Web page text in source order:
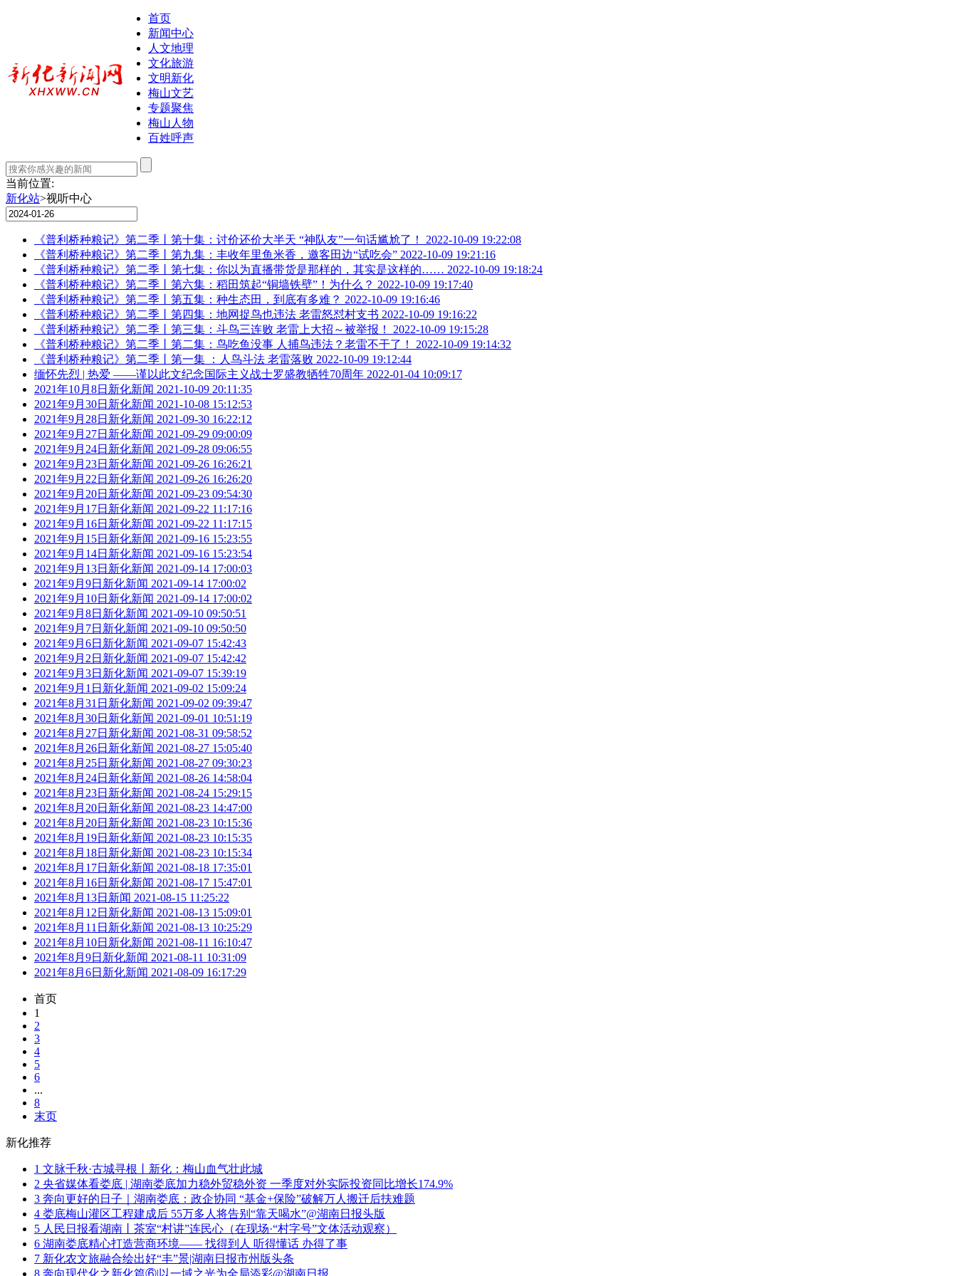
首页
新闻中心
人文地理
文化旅游
文明新化
梅山文艺
专题聚焦
梅山人物
百姓呼声
当前位置:
新化站>视听中心
《普利桥种粮记》第二季丨第十集：讨价还价大半天 “神队友”一句话尴尬了！
2022-10-09 19:22:08
《普利桥种粮记》第二季丨第九集：丰收年里鱼米香，邀客田边“试吃会” 2022-10-09 19:21:16
《普利桥种粮记》第二季丨第七集：你以为直播带货是那样的，其实是这样的…… 2022-10-09 19:18:24
《普利桥种粮记》第二季丨第六集：稻田筑起“铜墙铁壁”！为什么？ 2022-10-09 19:17:40
《普利桥种粮记》第二季丨第五集：种生态田，到底有多难？ 2022-10-09 19:16:46
《普利桥种粮记》第二季丨第四集：地网捉鸟也违法 老雷怒怼村支书 2022-10-09 19:16:22
《普利桥种粮记》第二季丨第三集：斗鸟三连败 老雷上大招～被举报！
2022-10-09 19:15:28
《普利桥种粮记》第二季丨第二集：鸟吃鱼没事 人捕鸟违法？老雷不干了！
2022-10-09 19:14:32
《普利桥种粮记》第二季丨第一集 ：人鸟斗法 老雷落败 2022-10-09 19:12:44
缅怀先烈 | 热爱 ——谨以此文纪念国际主义战士罗盛教牺牲70周年 2022-01-04 10:09:17
2021年10月8日新化新闻 2021-10-09 20:11:35
2021年9月30日新化新闻 2021-10-08 15:12:53
2021年9月28日新化新闻 2021-09-30 16:22:12
2021年9月27日新化新闻 2021-09-29 09:00:09
2021年9月24日新化新闻 2021-09-28 09:06:55
2021年9月23日新化新闻 2021-09-26 16:26:21
2021年9月22日新化新闻 2021-09-26 16:26:20
2021年9月20日新化新闻 2021-09-23 09:54:30
2021年9月17日新化新闻 2021-09-22 11:17:16
2021年9月16日新化新闻 2021-09-22 11:17:15
2021年9月15日新化新闻 2021-09-16 15:23:55
2021年9月14日新化新闻 2021-09-16 15:23:54
2021年9月13日新化新闻 2021-09-14 17:00:03
2021年9月9日新化新闻 2021-09-14 17:00:02
2021年9月10日新化新闻 2021-09-14 17:00:02
2021年9月8日新化新闻 2021-09-10 09:50:51
2021年9月7日新化新闻 2021-09-10 09:50:50
2021年9月6日新化新闻 2021-09-07 15:42:43
2021年9月2日新化新闻 2021-09-07 15:42:42
2021年9月3日新化新闻 2021-09-07 15:39:19
2021年9月1日新化新闻 2021-09-02 15:09:24
2021年8月31日新化新闻 2021-09-02 09:39:47
2021年8月30日新化新闻 2021-09-01 10:51:19
2021年8月27日新化新闻 2021-08-31 09:58:52
2021年8月26日新化新闻 2021-08-27 15:05:40
2021年8月25日新化新闻 2021-08-27 09:30:23
2021年8月24日新化新闻 2021-08-26 14:58:04
2021年8月23日新化新闻 2021-08-24 15:29:15
2021年8月20日新化新闻 2021-08-23 14:47:00
2021年8月20日新化新闻 2021-08-23 10:15:36
2021年8月19日新化新闻 2021-08-23 10:15:35
2021年8月18日新化新闻 2021-08-23 10:15:34
2021年8月17日新化新闻 2021-08-18 17:35:01
2021年8月16日新化新闻 2021-08-17 15:47:01
2021年8月13日新闻 2021-08-15 11:25:22
2021年8月12日新化新闻 2021-08-13 15:09:01
2021年8月11日新化新闻 2021-08-13 10:25:29
2021年8月10日新化新闻 2021-08-11 16:10:47
2021年8月9日新化新闻 2021-08-11 10:31:09
2021年8月6日新化新闻 2021-08-09 16:17:29
首页
1
2
3
4
5
6
...
8
末页
新化推荐
1 文脉千秋·古城寻根丨新化：梅山血气壮此城
2 央省媒体看娄底 | 湖南娄底加力稳外贸稳外资 一季度对外实际投资同比增长174.9%
3 奔向更好的日子｜湖南娄底：政企协同 “基金+保险”破解万人搬迁后扶难题
4 娄底梅山灌区工程建成后 55万多人将告别“靠天喝水”@湖南日报头版
5 人民日报看湖南丨茶室“村讲”连民心（在现场·“村字号”文体活动观察）
6 湖南娄底精心打造营商环境—— 找得到人 听得懂话 办得了事
7 新化农文旅融合绘出好“丰”景|湖南日报市州版头条
8 奔向现代化之新化篇⑥|以一域之光为全局添彩@湖南日报